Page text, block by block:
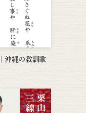
沖縄の教訓歌